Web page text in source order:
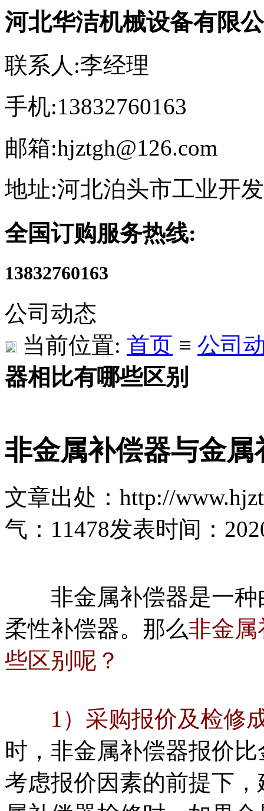
河北华洁机械设备有限
联系人:李经理
手机:13832760163
邮箱:hjztgh@126.com
地址:河北泊头市工业开
全国订购服务热线:
13832760163
公司动态
当前位置: 首页 ≡ 公司
器相比有哪些区别
非金属补偿器与金
文章出处：http://
气： 11478发表时间：
非金属补偿器是一种
柔性补偿器。那么非金属
些区别呢？
1）采购报价及检修
时，非金属补偿器报价
考虑报价因素的前提下